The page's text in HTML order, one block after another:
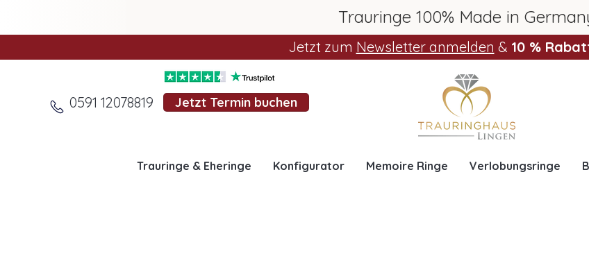
Trauringe 100% Made in
Jetzt zum Newsletter anmelden & 10 %
0591 12078819 Jetzt Termin buchen
Trauringe & Eheringe Konfigurator Memoire Ringe Verlobungsringe